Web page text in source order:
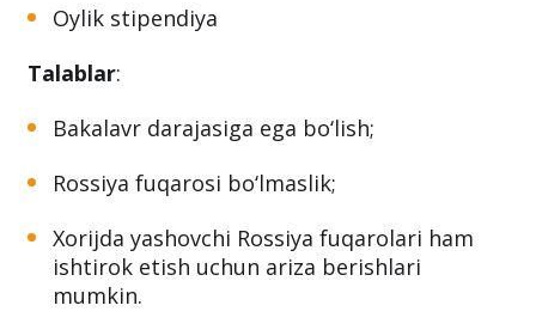
Rossiya fuqarosi bo‘lmaslik;